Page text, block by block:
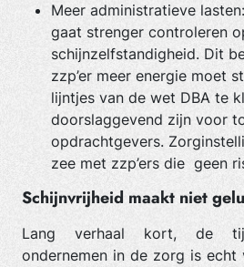
Meer administratieve
gaat strenger controleren
schijnzelfstandigheid. Dit
zzp’er meer energie moet
lijntjes van de wet DBA te
doorslaggevend zijn voor
opdrachtgevers.
zee met zzp’ers die geen
Schijnvrijheid maakt niet
Lang verhaal kort, de
ondernemen in de zorg is